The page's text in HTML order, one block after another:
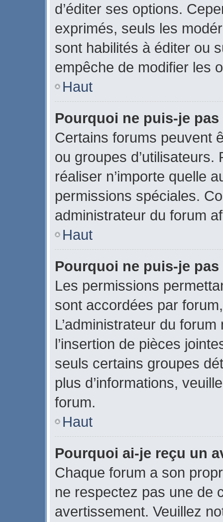
d’éditer ses options.
exprimés, seuls les
sont habilités à éditer ou
empêche de modifier les
Haut
Pourquoi ne puis-je
Certains forums peuvent
ou groupes
réaliser n’importe quelle
permissions spéciales.
administrateur du forum
Haut
Pourquoi ne puis-je
Les permissions
sont accordées par
L’administrateur du
l’insertion de pièces
seuls certains groupes
plus d’informations,
forum.
Haut
Pourquoi ai-je reçu un
Chaque forum a son
ne respectez pas une de
avertissement. Veuillez